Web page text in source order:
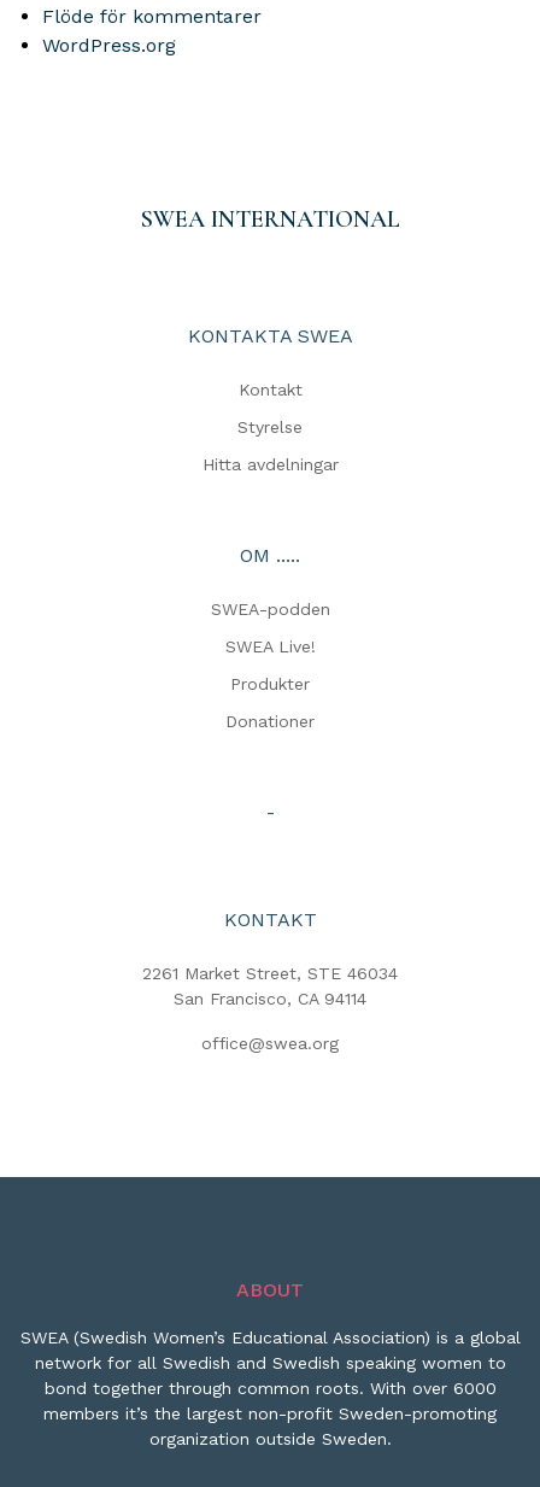
Flöde för kommentarer
WordPress.org
SWEA INTERNATIONAL
KONTAKTA SWEA
Kontakt
Styrelse
Hitta avdelningar
OM .....
SWEA-podden
SWEA Live!
Produkter
Donationer
-
KONTAKT
2261 Market Street, STE 46034
San Francisco, CA 94114
office@swea.org
ABOUT
SWEA (Swedish Women’s Educational Association) is a global
network for all Swedish and Swedish speaking women to
bond together through common roots. With over 6000
members it’s the largest non-profit Sweden-promoting
organization outside Sweden.